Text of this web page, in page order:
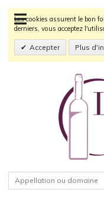
Les cookies assurent le bon
derniers, vous acceptez
Accepter Plus